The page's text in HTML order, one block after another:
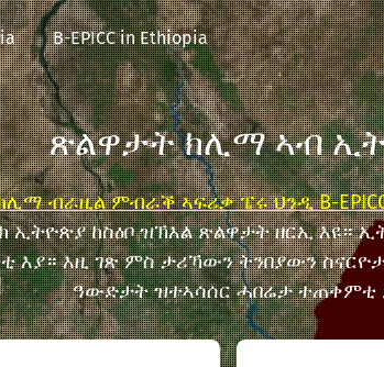
B-EPICC in Ethiopia
ጽልዋታት ክሊማ ኣብ
ብራዚል ምብራቕ ኣፍሪቃ ፔሩ ህንዲ B-
ከስዕቦ ዝኽእል ጽልዋታት ዘርኢ እዩ።
እያ። እዚ ገጽ ምስ ታሪኻውን ትንበያውን
ዓውድታት ዝተኣሳሰር ሓበሬታ ተጠቀምቲ